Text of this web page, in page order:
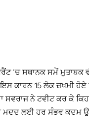
‘ਚ ਸਥਾਨਕ ਸਮੇਂ
15 ਲੋਕ ਜ਼ਖਮੀ ਹੋਏ
ਨੇ ਟਵੀਟ ਕਰ ਕੇ
ਮਦਦ ਲਈ ਹਰ ਸੰਭਵ ਕਦਮ